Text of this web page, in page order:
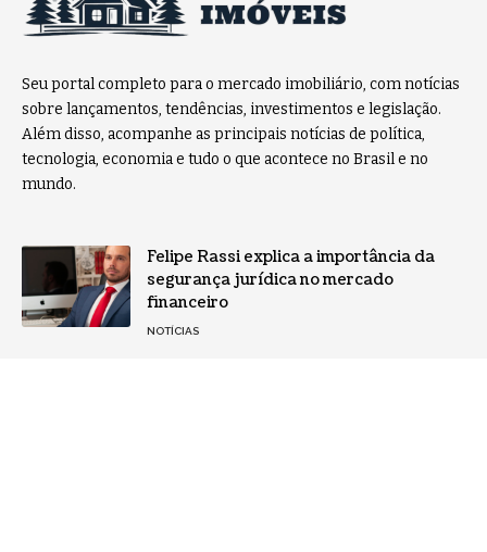
Seu portal completo para o mercado imobiliário, com notícias
sobre lançamentos, tendências, investimentos e legislação.
Além disso, acompanhe as principais notícias de política,
tecnologia, economia e tudo o que acontece no Brasil e no
mundo.
Felipe Rassi explica a importância da
segurança jurídica no mercado
financeiro
NOTÍCIAS